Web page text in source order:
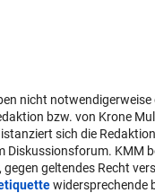
nicht notwendigerweise
bzw. von Krone
sich die
Diskussionsforum. KMM
gegen geltendes Recht
widersprechende